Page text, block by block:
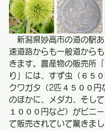
新潟県妙高市の道の駅
速道路からも一般道から
きます。農産物の販売所
り」には、すず虫（６５０
クワガタ（2匹４５００円
のほかに、メダカ、そし
１０００円など）がビニ
て販売されていて驚きま